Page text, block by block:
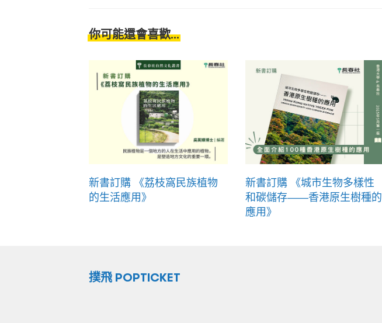
你可能還會喜歡...
新書訂購 《荔枝窩民族植物
的生活應用》
新書訂購 《城市生物多樣性
和碳儲存——香港原生樹種的
應用》
撲飛 POPTICKET